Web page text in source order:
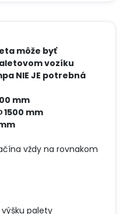
môže byť
vozíku
NIE JE potrebná
mm
1500 mm
vždy na rovnakom
palety